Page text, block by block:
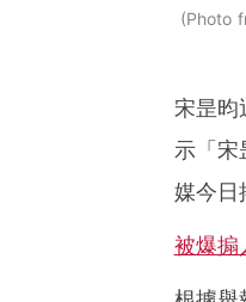
Photo
宋昰昀
示「宋
媒今日
被爆搧